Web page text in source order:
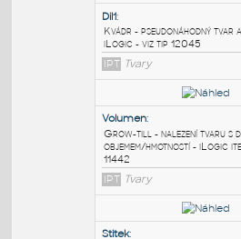
Dil1:
Kvádr -
iLogic - viz tip 12045
IPT Tvary